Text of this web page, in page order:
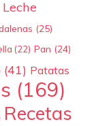
Leche
(25)
(22) Pan (24)
(41) Patatas
(169)
Recetas